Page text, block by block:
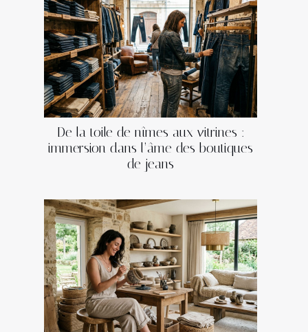
De la toile de nîmes aux vitrines :
immersion dans l’âme des boutiques
de jeans